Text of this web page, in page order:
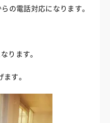
の電話対応になります。
ります。
す。